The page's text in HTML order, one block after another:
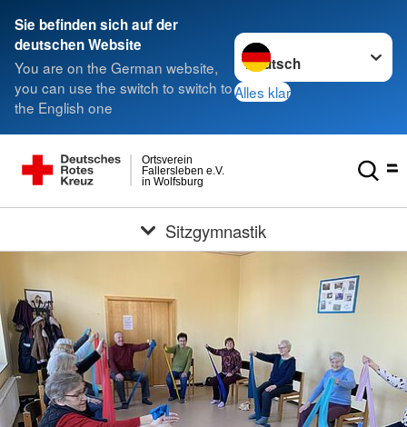
Sie befinden sich auf der
deutschen Website
You are on the German website,
you can use the switch to switch to
the English one
Sprache wechseln zu
Alles klar
in Wolfsburg
Fallersleben e.V.
Ortsverein
Sitzgymnastik